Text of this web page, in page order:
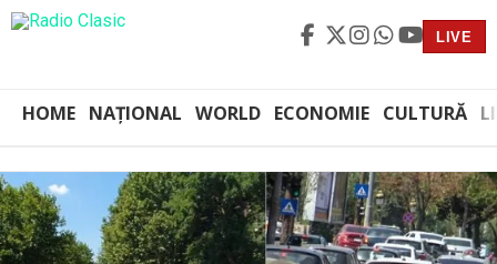
LIVE
HOME NAȚIONAL WORLD ECONOMIE CULTURĂ